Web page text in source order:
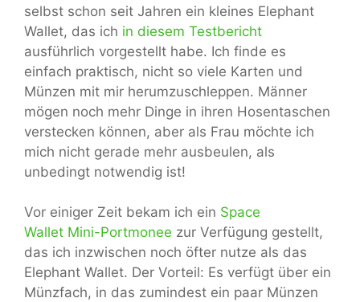
selbst schon seit Jahren ein kleines Elephant
Wallet, das ich in diesem Testbericht
ausführlich vorgestellt habe. Ich finde es
einfach praktisch, nicht so viele Karten und
Münzen mit mir herumzuschleppen. Männer
mögen noch mehr Dinge in ihren Hosentaschen
verstecken können, aber als Frau möchte ich
mich nicht gerade mehr ausbeulen, als
unbedingt notwendig ist!
Vor einiger Zeit bekam ich ein Space
Wallet Mini-Portmonee zur Verfügung gestellt,
das ich inzwischen noch öfter nutze als das
Elephant Wallet. Der Vorteil: Es verfügt über ein
Münzfach, in das zumindest ein paar Münzen